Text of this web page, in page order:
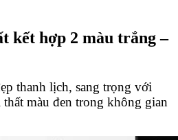
kết hợp 2 màu trắng –
thanh lịch, sang trọng với
màu đen trong không gian